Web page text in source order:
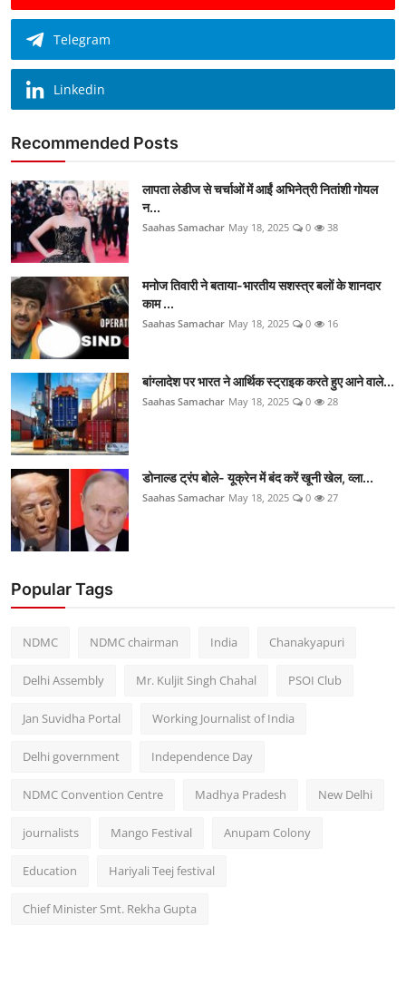
Telegram
Linkedin
Recommended Posts
लापता लेडीज से चर्चाओं में आईं अभिनेत्री नितांशी गोयल
न...
Saahas Samachar May 18, 2025 0 38
मनोज तिवारी ने बताया-भारतीय सशस्त्र बलों के शानदार
काम ...
Saahas Samachar May 18, 2025 0 16
बांग्लादेश पर भारत ने आर्थिक स्ट्राइक करते हुए आने वाले...
Saahas Samachar May 18, 2025 0 28
डोनाल्ड ट्रंप बोले- यूक्रेन में बंद करें खूनी खेल, व्ला...
Saahas Samachar May 18, 2025 0 27
Popular Tags
NDMC NDMC chairman India Chanakyapuri
Delhi Assembly Mr. Kuljit Singh Chahal PSOI Club
Jan Suvidha Portal Working Journalist of India
Delhi government Independence Day
NDMC Convention Centre Madhya Pradesh New Delhi
journalists Mango Festival Anupam Colony
Education Hariyali Teej festival
Chief Minister Smt. Rekha Gupta